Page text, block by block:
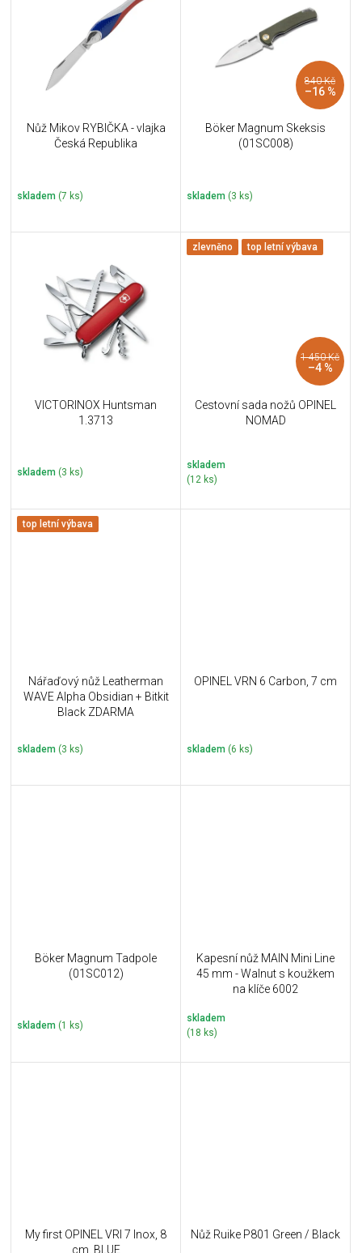
Nůž Mikov RYBIČKA - vlajka
Česká Republika
skladem (7 ks)
840 Kč
–16 %
Böker Magnum Skeksis
(01SC008)
skladem (3 ks)
VICTORINOX Huntsman
1.3713
skladem (3 ks)
zlevněno top letní výbava
1 450 Kč
–4 %
Cestovní sada nožů OPINEL
NOMAD
skladem
(12 ks)
top letní výbava
Nářaďový nůž Leatherman
WAVE Alpha Obsidian + Bitkit
Black ZDARMA
skladem (3 ks)
OPINEL VRN 6 Carbon, 7 cm
skladem (6 ks)
Böker Magnum Tadpole
(01SC012)
skladem (1 ks)
Kapesní nůž MAIN Mini Line
45 mm - Walnut s koužkem
na klíče 6002
skladem
(18 ks)
My first OPINEL VRI 7 Inox, 8
cm, BLUE
Nůž Ruike P801 Green / Black